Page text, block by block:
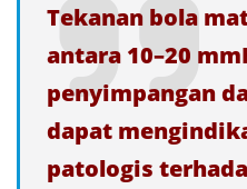
Tekanan bola
antara 10–20
penyimpangan
dapat
patologis